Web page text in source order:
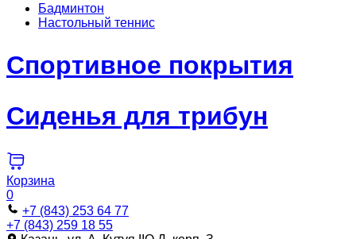
Бадминтон
Настольный теннис
Спортивное покрытия
Сиденья для трибун
Корзина
0
+7 (843) 253 64 77
+7 (843) 259 18 55